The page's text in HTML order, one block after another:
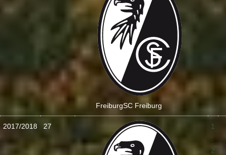
FreiburgSC Freiburg
3
2017/2018 27
1
:
2